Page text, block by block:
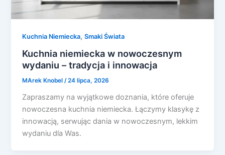
Kuchnia Niemiecka,Smaki Świata
Kuchnia niemiecka w nowoczesnym
wydaniu – tradycja i innowacja
MArek Knobel/24 lipca, 2026
Zapraszamy na wyjątkowe doznania, które oferuje
nowoczesna kuchnia niemiecka. Łączymy klasykę z
innowacją, serwując dania w nowoczesnym, lekkim
wydaniu dla Was.